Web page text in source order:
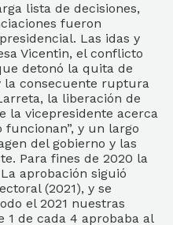
lista de decisiones,
fueron
Las idas y
Vicentin, el conflicto
detonó la quita de
la consecuente ruptura
la liberación de
la vicepresidente acerca
y un largo
del gobierno y las
Para fines de 2020 la
aprobación siguió
(2021), y se
el 2021 nuestras
1 de cada 4 aprobaba al